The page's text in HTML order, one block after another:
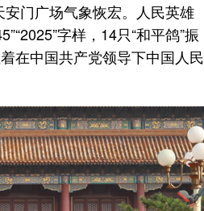
门广场气象恢宏。人民英雄
字样，14只“和平鸽”振
在中国共产党领导下中国人民